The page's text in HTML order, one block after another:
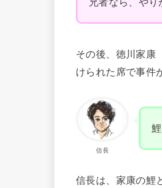
その後、徳川家康
けられた席で事件
信長
信長は、家康の鯉